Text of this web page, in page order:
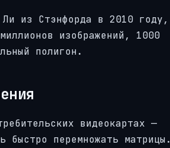
Ли из Стэнфорда в 2010 году,
изображений, 1000
полигон.
видеокартах —
перемножать матрицы.